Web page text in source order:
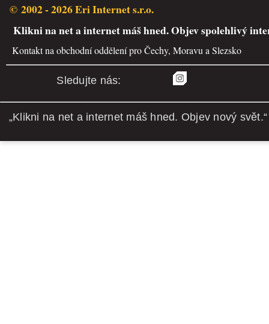
© 2002 - 2026 Eri Internet s.r.o.
Klikni na net a internet máš hned. Objev spolehlivý
Kontakt na obchodní oddělení pro Čechy, Moravu a Slezsko
Sledujte nás:
„Klikni na net a internet máš hned. Objev nový svět.“